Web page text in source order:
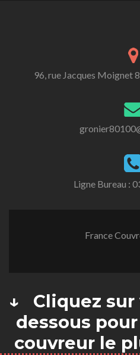
96, rue Jacques Moignet
Ligne Bureau :
France
↓ Cliquez sur
dessous
couvreur le